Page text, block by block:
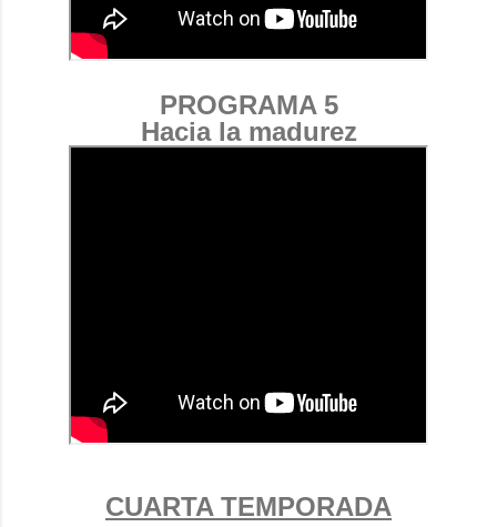
PROGRAMA 5
Hacia la madurez
CUARTA TEMPORADA